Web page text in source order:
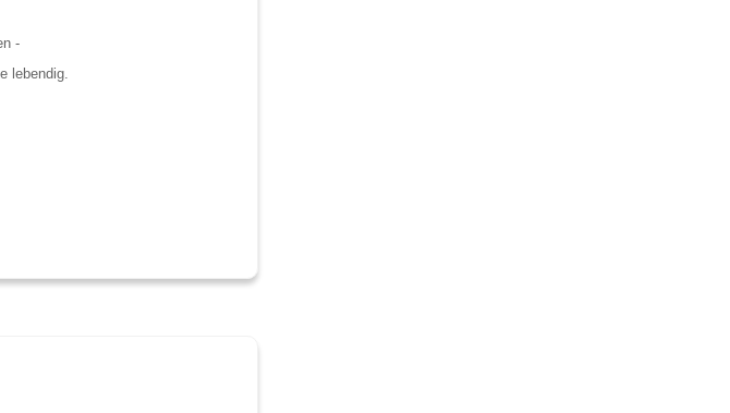
-
lebendig.